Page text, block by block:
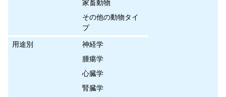
家畜動物
その他の動物タイ
プ
用途別
神経学
腫瘍学
心臓学
腎臓学